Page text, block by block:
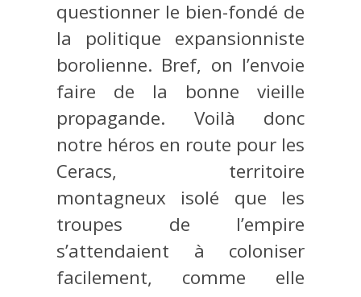
questionner le bien-fondé de
la politique expansionniste
borolienne. Bref, on l’envoie
faire de la bonne vieille
propagande. Voilà donc
notre héros en route pour les
Ceracs, territoire
montagneux isolé que les
troupes de l’empire
s’attendaient à coloniser
facilement, comme elle